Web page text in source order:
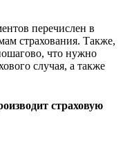
перечислен в
страхования. Также,
что нужно
случая, а также
страховую